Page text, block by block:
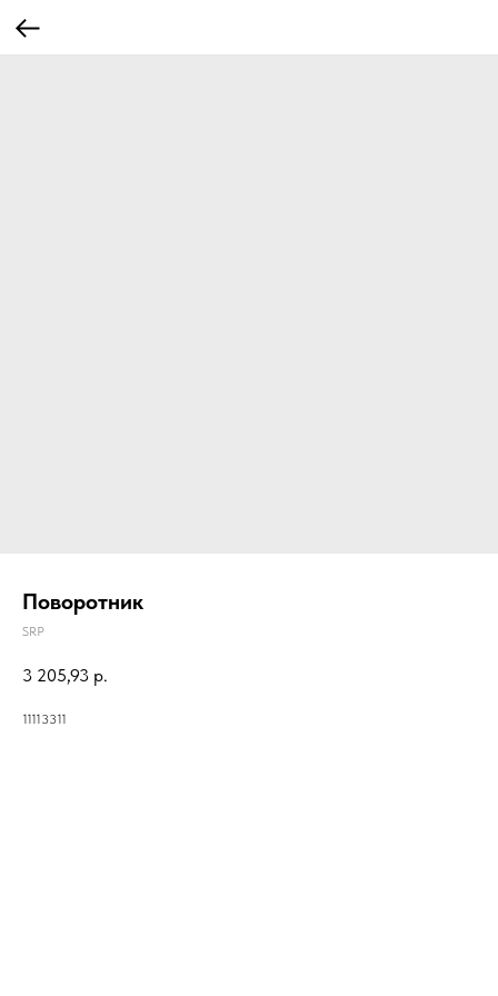
Поворотник
SRP
3 205,93 р.
11113311